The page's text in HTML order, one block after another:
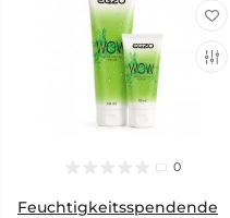
0
Feuchtigkeitsspendende